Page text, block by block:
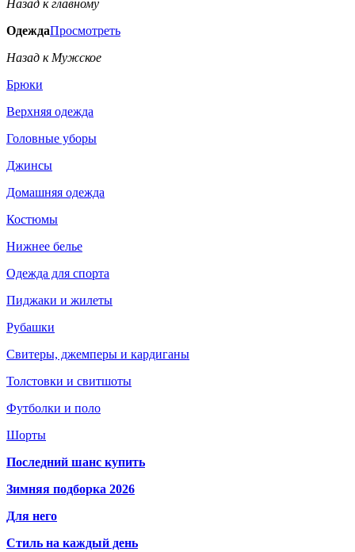
Назад к главному
ОдеждаПросмотреть
Назад к Мужское
Брюки
Верхняя одежда
Головные уборы
Джинсы
Домашняя одежда
Костюмы
Нижнее белье
Одежда для спорта
Пиджаки и жилеты
Рубашки
Свитеры, джемперы и кардиганы
Толстовки и свитшоты
Футболки и поло
Шорты
Последний шанс купить
Зимняя подборка 2026
Для него
Стиль на каждый день